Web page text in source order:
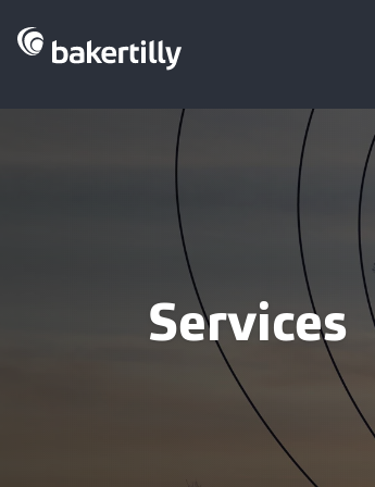
Services